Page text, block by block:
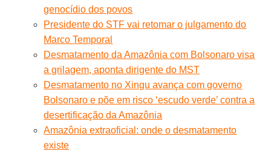
genocídio dos povos
Presidente do STF vai retomar o julgamento do
Marco Temporal
Desmatamento da Amazônia com Bolsonaro visa
a grilagem, aponta dirigente do MST
Desmatamento no Xingu avança com governo
Bolsonaro e põe em risco ‘escudo verde’ contra a
desertificação da Amazônia
Amazônia extraoficial: onde o desmatamento
existe